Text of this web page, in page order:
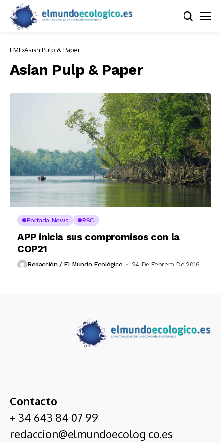
EME Asian Pulp & Paper
Asian Pulp & Paper
Portada News RSC
APP inicia sus compromisos con la
COP21
Redacción / El Mundo Ecológico 24 De Febrero De 2016
Contacto
+ 34 643 84 07 99
redaccion@elmundoecologico.es